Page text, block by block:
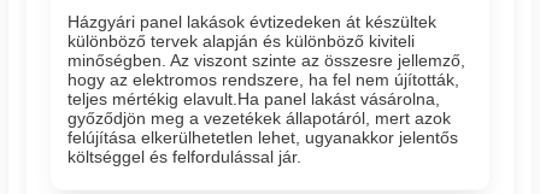
Házgyári panel lakások évtizedeken át készültek
különböző tervek alapján és különböző kiviteli
minőségben. Az viszont szinte az összesre jellemző,
hogy az elektromos rendszere, ha fel nem újították,
teljes mértékig elavult.Ha panel lakást vásárolna,
győződjön meg a vezetékek állapotáról, mert azok
felújítása elkerülhetetlen lehet, ugyanakkor jelentős
költséggel és felfordulással jár.